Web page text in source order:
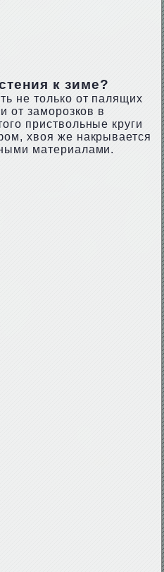
к зиме?
не только от палящих
от заморозков в
приствольные круги
хвоя же накрывается
материалами.